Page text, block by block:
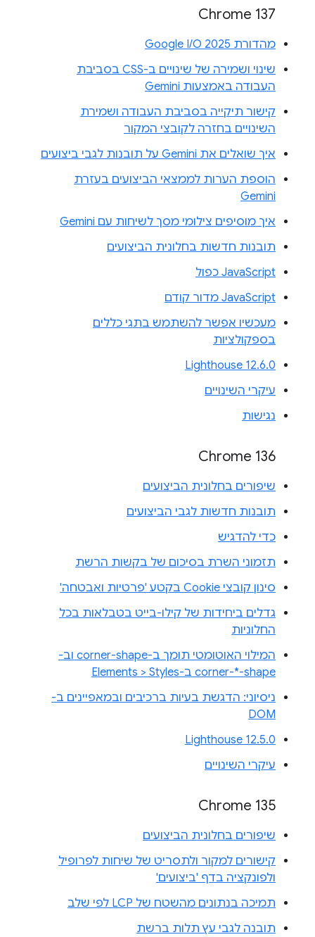
Chrome 137
מהדורת Google I/O 2025
שינוי ושמירה של שינויים ב-CSS בסביבת
העבודה באמצעות Gemini
קישור תיקייה בסביבת העבודה ושמירת
השינויים בחזרה לקובצי המקור
איך שואלים את Gemini על תובנות לגבי ביצועים
הוספת הערות לממצאי הביצועים בעזרת
Gemini
איך מוסיפים צילומי מסך לשיחות עם Gemini
תובנות חדשות בחלונית הביצועים
JavaScript כפול
JavaScript מדור קודם
מעכשיו אפשר להשתמש בתגי כללים
בספקולציות
Lighthouse 12.6.0
עיקרי השינויים
נגישות
Chrome 136
שיפורים בחלונית הביצועים
תובנות חדשות לגבי הביצועים
כדי להדגיש
תזמוני השרת בסיכום של בקשות הרשת
סינון קובצי Cookie בקטע 'פרטיות ואבטחה'
גדלים ביחידות של קילו-בייט בטבלאות בכל
החלוניות
המילוי האוטומטי תומך ב-corner-shape וב-
corner-*-shape ב-Elements > Styles
ניסיוני: הדגשת בעיות ברכיבים ובמאפיינים ב-
DOM
Lighthouse 12.5.0
עיקרי השינויים
Chrome 135
שיפורים בחלונית הביצועים
קישורים למקור ולתסריט של שיחות לפרופיל
ולפונקציה בדף 'ביצועים'
תמיכה בנתונים מהשטח של LCP לפי שלב
תובנה לגבי עץ תלות ברשת